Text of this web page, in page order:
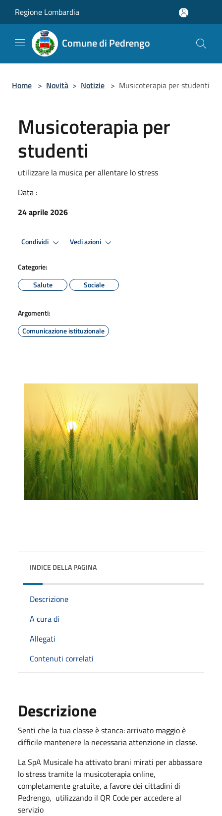
Regione Lombardia
Comune di Pedrengo
Home > Novità > Notizie > Musicoterapia per studenti
Musicoterapia per
studenti
utilizzare la musica per allentare lo stress
Data :
24 aprile 2026
Condividi Vedi azioni
Categorie:
Salute
Sociale
Argomenti:
Comunicazione istituzionale
INDICE DELLA PAGINA
Descrizione
A cura di
Allegati
Contenuti correlati
Descrizione
Senti che la tua classe è stanca: arrivato maggio è
difficile mantenere la necessaria attenzione in classe.
La SpA Musicale ha attivato brani mirati per abbassare
lo stress tramite la musicoterapia online,
completamente gratuite, a favore dei cittadini di
Pedrengo, utilizzando il QR Code per accedere al
servizio